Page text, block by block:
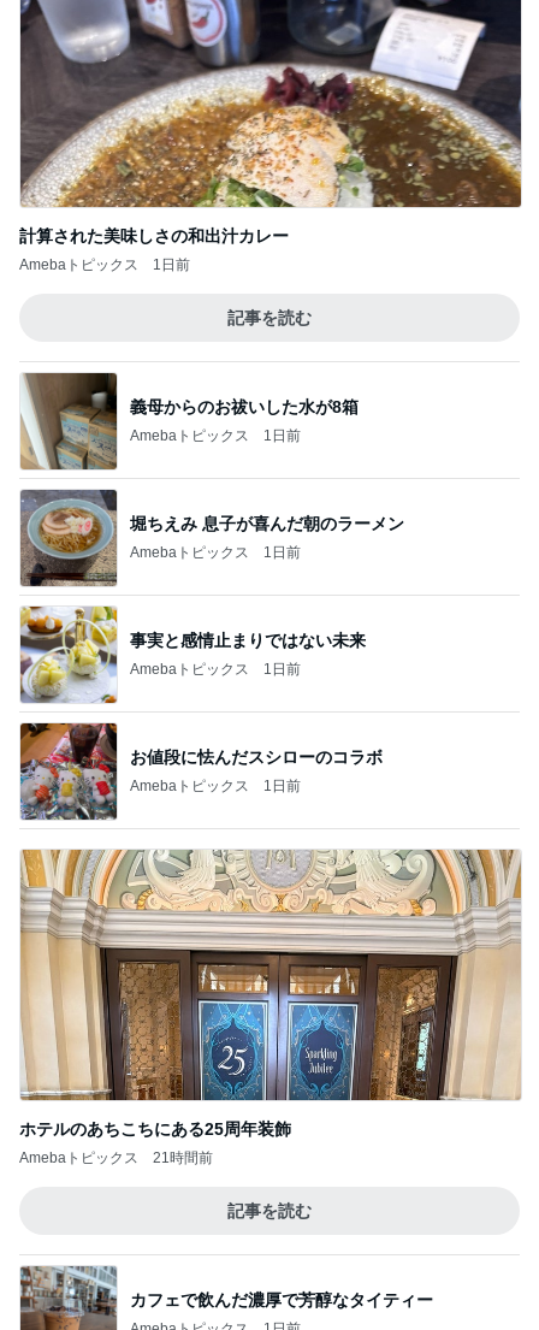
計算された美味しさの和出汁カレー
Amebaトピックス 1日前
記事を読む
義母からのお祓いした水が8箱
Amebaトピックス 1日前
堀ちえみ 息子が喜んだ朝のラーメン
Amebaトピックス 1日前
事実と感情止まりではない未来
Amebaトピックス 1日前
お値段に怯んだスシローのコラボ
Amebaトピックス 1日前
ホテルのあちこちにある25周年装飾
Amebaトピックス 21時間前
記事を読む
カフェで飲んだ濃厚で芳醇なタイティー